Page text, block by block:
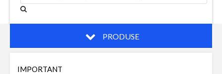
Productie
Contact
PRODUSE
IMPORTANT